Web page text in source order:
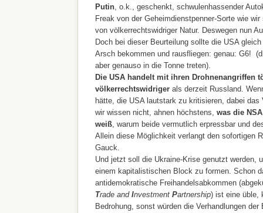
Putin, o.k., geschenkt, schwulenhassender
Freak von der Geheimdienstpenner-Sorte wie
von völkerrechtswidriger Natur. Deswegen nun
Doch bei dieser Beurteilung sollte die USA
Arsch bekommen und rausfliegen: genau: G6!
aber genauso in die Tonne treten).
Die USA handelt mit ihren Drohnenangriffen
völkerrechtswidriger als derzeit Russland.
hätte, die USA lautstark zu kritisieren, dabei das
wir wissen nicht, ahnen höchstens, was die
weiß, warum beide vermutlich erpressbar und
Allein diese Möglichkeit verlangt den sofortigen
Gauck.
Und jetzt soll die Ukraine-Krise genutzt werden,
einem kapitalistischen Block zu formen. Schon
antidemokratische Freihandelsabkommen
Trade and Investment Partnership) ist eine üble,
Bedrohung, sonst würden die Verhandlungen der